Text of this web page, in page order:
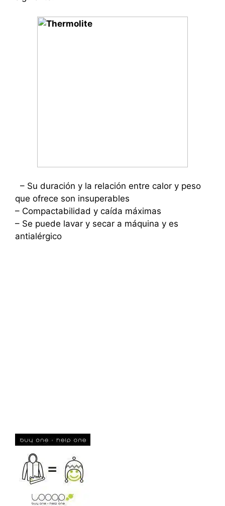
– Su duración y la relación entre calor y peso
que ofrece son insuperables
– Compactabilidad y caída máximas
– Se puede lavar y secar a máquina y es
antialérgico